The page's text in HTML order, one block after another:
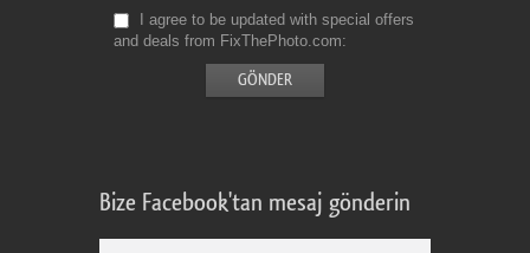
I agree to be updated with special offers
and deals from FixThePhoto.com
Bize Facebook'tan mesaj gönderin